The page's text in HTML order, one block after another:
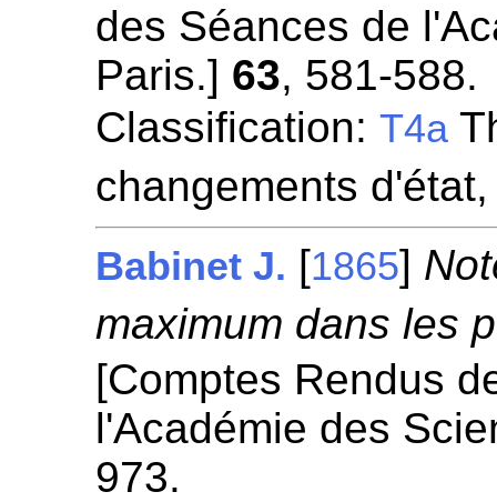
des Séances de
Paris.] 63, 581-588.
Classification:T4a
changements
Babinet J. [1865]
maximum dans les
[Comptes Rendus
l'Académie des
973.